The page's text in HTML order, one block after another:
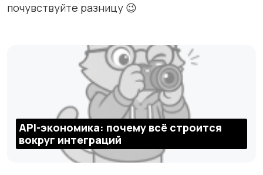
почувствуйте разницу 😉
API-экономика: почему всё строится
вокруг интеграций